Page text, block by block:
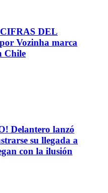
DEL
Vozinha marca
Chile
Delantero lanzó
su llegada a
con la ilusión